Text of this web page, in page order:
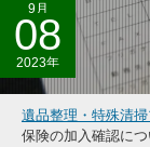
9月
08
2023年
遺品整理・特殊清
保険の加入確認につ